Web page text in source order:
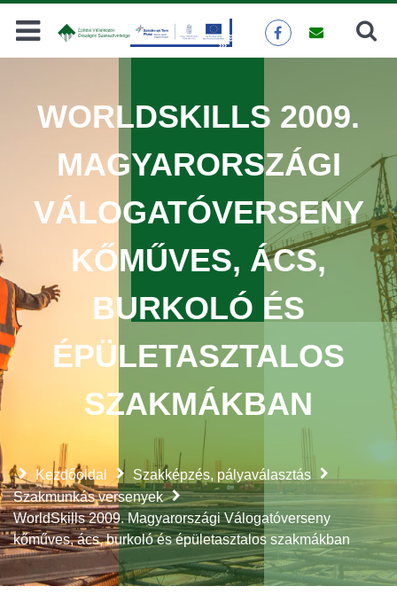
Keresés
Kezdőoldal
Szakképzés, pályaválasztás
Szakmunkás versenyek
WorldSkills 2009. Magyarországi Válogatóverseny
kőműves, ács, burkoló és épületasztalos szakmákban
WORLDSKILLS 2009.
MAGYARORSZÁGI
VÁLOGATÓVERSENY
KŐMŰVES, ÁCS,
BURKOLÓ ÉS
ÉPÜLETASZTALOS
SZAKMÁKBAN